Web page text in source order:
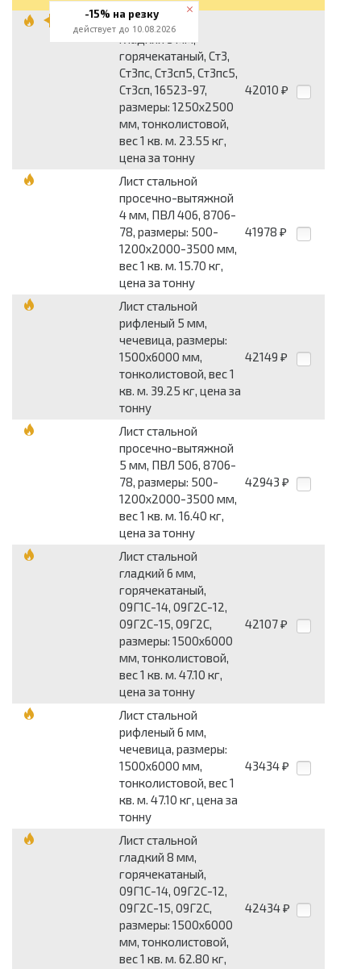
Лист стальной
гладкий 3 мм,
горячекатаный, Ст3,
Ст3пс, Ст3сп5, Ст3пс5,
Ст3сп, 16523-97,
размеры: 1250x2500
мм, тонколистовой,
вес 1 кв. м. 23.55 кг,
цена за тонну
42010 ₽
Лист стальной
просечно-вытяжной
4 мм, ПВЛ 406, 8706-
78, размеры: 500-
1200x2000-3500 мм,
вес 1 кв. м. 15.70 кг,
цена за тонну
41978 ₽
Лист стальной
рифленый 5 мм,
чечевица, размеры:
1500x6000 мм,
тонколистовой, вес 1
кв. м. 39.25 кг, цена за
тонну
42149 ₽
Лист стальной
просечно-вытяжной
5 мм, ПВЛ 506, 8706-
78, размеры: 500-
1200x2000-3500 мм,
вес 1 кв. м. 16.40 кг,
цена за тонну
42943 ₽
Лист стальной
гладкий 6 мм,
горячекатаный,
09Г1С-14, 09Г2С-12,
09Г2С-15, 09Г2С,
размеры: 1500x6000
мм, тонколистовой,
вес 1 кв. м. 47.10 кг,
цена за тонну
42107 ₽
Лист стальной
рифленый 6 мм,
чечевица, размеры:
1500x6000 мм,
тонколистовой, вес 1
кв. м. 47.10 кг, цена за
тонну
43434 ₽
Лист стальной
гладкий 8 мм,
горячекатаный,
09Г1С-14, 09Г2С-12,
09Г2С-15, 09Г2С,
размеры: 1500x6000
мм, тонколистовой,
вес 1 кв. м. 62.80 кг,
42434 ₽
-15% на резку
действует до 10.08.2026